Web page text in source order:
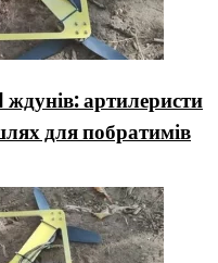
артилеристи
для побратимів